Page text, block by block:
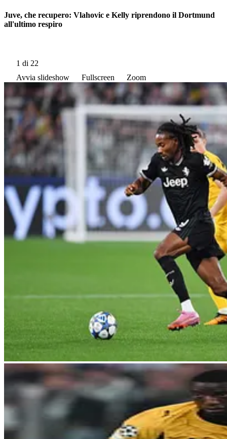
Juve, che recupero: Vlahovic e Kelly riprendono il Dortmund
all'ultimo respiro
1 di 22
Avvia slideshow
Fullscreen Zoom